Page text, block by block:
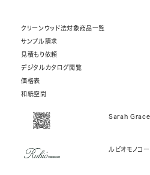
クリーンウッド法対象商品一覧
サンプル請求
見積もり依頼
デジタルカタログ閲覧
価格表
和紙空間
Sarah Grace
ルビオモノコー